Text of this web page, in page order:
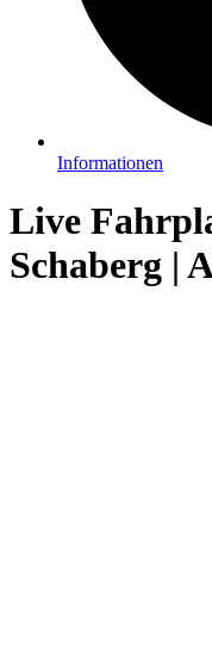
Informationen
Live
Schaberg |